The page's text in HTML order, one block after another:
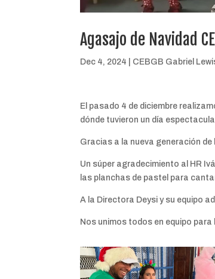
Agasajo de Navidad
Dec 4, 2024 CEBGB Gabriel
El pasado 4 de diciembre
dónde tuvieron un día
Gracias a la nueva generación
Un súper agradecimiento al HR
las planchas de pastel para
A la Directora Deysi y su equipo
Nos unimos todos en equipo